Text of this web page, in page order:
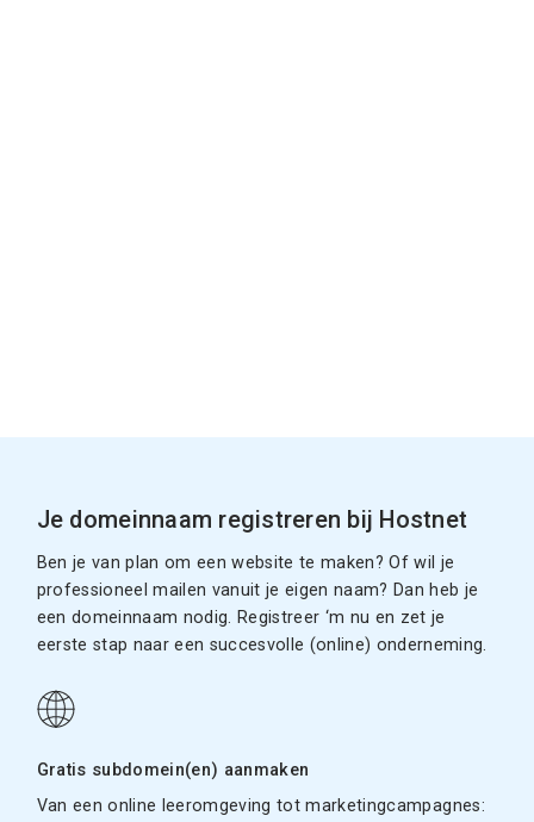
Je domeinnaam registreren bij Hostnet
Ben je van plan om een website te maken? Of wil je
professioneel mailen vanuit je eigen naam? Dan heb je
een domeinnaam nodig. Registreer ‘m nu en zet je
eerste stap naar een succesvolle (online) onderneming.
Gratis subdomein(en) aanmaken
Van een online leeromgeving tot marketingcampagnes: